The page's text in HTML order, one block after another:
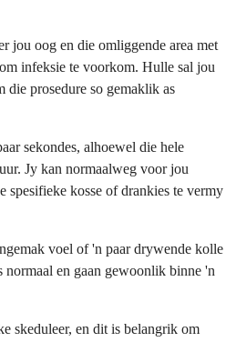
jou oog en die omliggende area met
infeksie te voorkom. Hulle sal jou
die prosedure so gemaklik as
sekondes, alhoewel die hele
Jy kan normaalweg voor jou
spesifieke kosse of drankies te vermy
voel of 'n paar drywende kolle
en gaan gewoonlik binne 'n
skeduleer, en dit is belangrik om